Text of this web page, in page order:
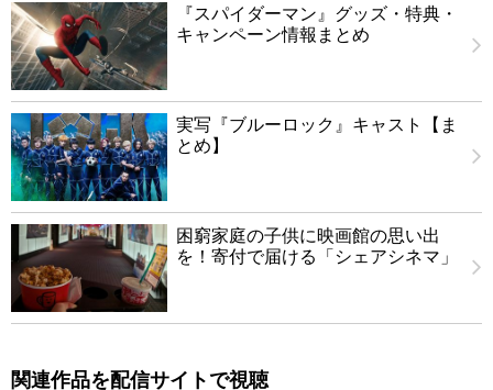
『スパイダーマン』グッズ・特典・
キャンペーン情報まとめ
実写『ブルーロック』キャスト【ま
とめ】
困窮家庭の子供に映画館の思い出
を！寄付で届ける「シェアシネマ」
関連作品を配信サイトで視聴